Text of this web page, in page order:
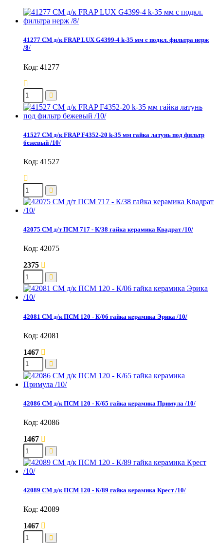
41277 СМ д/к FRAP LUX G4399-4 k-35 мм с подкл. фильтра нерж
/8/
Код: 41277
41527 СМ д/к FRAP F4352-20 k-35 мм гайка латунь под фильтр
бежевый /10/
Код: 41527
42075 СМ д/т ПСМ 717 - К/38 гайка керамика Квадрат /10/
Код: 42075
2375
42081 СМ д/к ПСМ 120 - К/06 гайка керамика Эрика /10/
Код: 42081
1467
42086 СМ д/к ПСМ 120 - К/65 гайка керамика Примула /10/
Код: 42086
1467
42089 СМ д/к ПСМ 120 - К/89 гайка керамика Крест /10/
Код: 42089
1467